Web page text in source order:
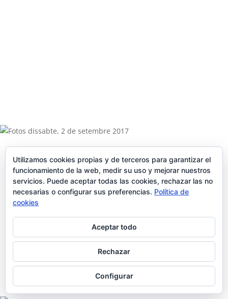
Utilizamos cookies propias y de terceros para garantizar el
funcionamiento de la web, medir su uso y mejorar nuestros
servicios. Puede aceptar todas las cookies, rechazar las no
necesarias o configurar sus preferencias. Política de
cookies
Aceptar todo
Rechazar
Configurar